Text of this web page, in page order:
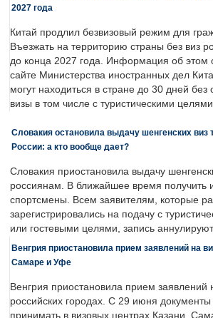
2027 года
Китай продлил безвизовый режим для
Въезжать на территорию страны без виз
до конца 2027 года. Информация об этом
сайте Министерства иностранных дел
могут находиться в стране до 30 дней
визы в том числе с туристическими
Словакия остановила выдачу шенгенских виз
России: а кто вообще дает?
Словакия приостановила выдачу
россиянам. В ближайшее время получить
спортсмены. Всем заявителям, которые
зарегистрировались на подачу с
или гостевыми целями, запись
Венгрия приостановила прием заявлений на
Самаре и Уфе
Венгрия приостановила прием заявлений
российских городах. С 29 июня документы
принимать в визовых центрах Казани,